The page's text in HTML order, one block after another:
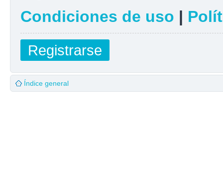
Condiciones de uso |
Registrarse
Índice general